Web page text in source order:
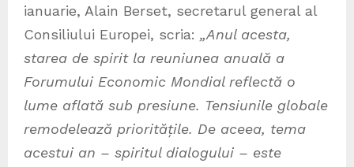
ianuarie, Alain Berset, secretarul general al
Consiliului Europei, scria: „Anul acesta,
starea de spirit la reuniunea anuală a
Forumului Economic Mondial reflectă o
lume aflată sub presiune. Tensiunile globale
remodelează prioritățile. De aceea, tema
acestui an – spiritul dialogului – este